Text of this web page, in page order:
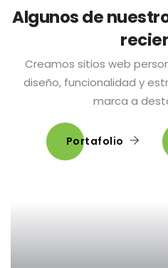
Algunos de
Creamos sitios web
diseño, funcionalidad y
marca a
Portafolio